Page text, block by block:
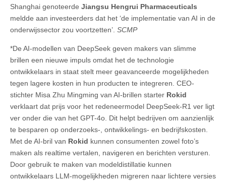
Shanghai genoteerde Jiangsu Hengrui Pharmaceuticals
meldde aan investeerders dat het ‘de implementatie van AI in de
onderwijssector zou voortzetten’. SCMP
*De AI-modellen van DeepSeek geven makers van slimme
brillen een nieuwe impuls omdat het de technologie
ontwikkelaars in staat stelt meer geavanceerde mogelijkheden
tegen lagere kosten in hun producten te integreren. CEO-
stichter Misa Zhu Mingming van AI-brillen starter Rokid
verklaart dat prijs voor het redeneermodel DeepSeek-R1 ver ligt
ver onder die van het GPT-4o. Dit helpt bedrijven om aanzienlijk
te besparen op onderzoeks-, ontwikkelings- en bedrijfskosten.
Met de AI-bril van Rokid kunnen consumenten zowel foto’s
maken als realtime vertalen, navigeren en berichten versturen.
Door gebruik te maken van modeldistillatie kunnen
ontwikkelaars LLM-mogelijkheden migreren naar lichtere versies